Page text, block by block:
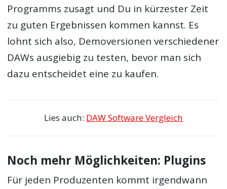
Programms zusagt und Du in kürzester Zeit
zu guten Ergebnissen kommen kannst. Es
lohnt sich also, Demoversionen verschiedener
DAWs ausgiebig zu testen, bevor man sich
dazu entscheidet eine zu kaufen.
Lies auch: DAW Software Vergleich
Noch mehr Möglichkeiten: Plugins
Für jeden Produzenten kommt irgendwann